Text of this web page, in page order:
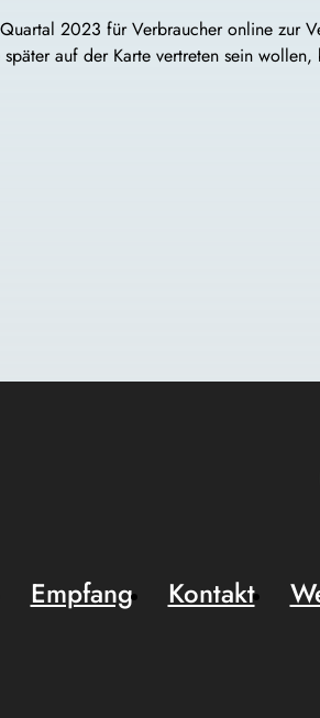
2023 für Verbraucher online zur
auf der Karte vertreten sein wollen,
Empfang Kontakt